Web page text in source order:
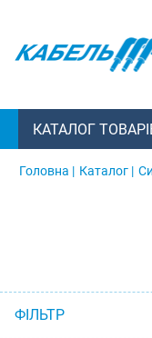
КАТАЛОГ
Головна | Каталог |
ФІЛЬТР